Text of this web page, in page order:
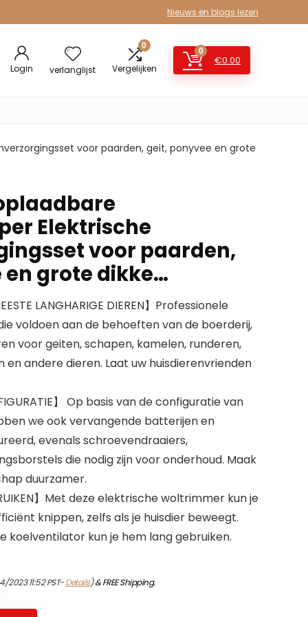
Nieuws en blogs lezen
Login verlanglijst
0
Vergelijken
0
€0.00
voor paarden, geit, ponyvee en grote
Elektrische
voor paarden,
grote dikke…
LANGHARIGE DIEREN】Professionele
voldoen aan de behoeften van de boerderij,
voor geiten, schapen, kamelen, runderen,
en andere dieren. Laat uw huisdierenvrienden
】 Op basis van de configuratie van
we ook vervangende batterijen en
evenals schroevendraaiers,
die nodig zijn voor onderhoud. Maak
duurzamer.
】Met deze elektrische woltrimmer kun je
knippen, zelfs als je huisdier beweegt.
koelventilator kun je hem lang gebruiken.
11:52 PST-Details)&FREE Shipping.